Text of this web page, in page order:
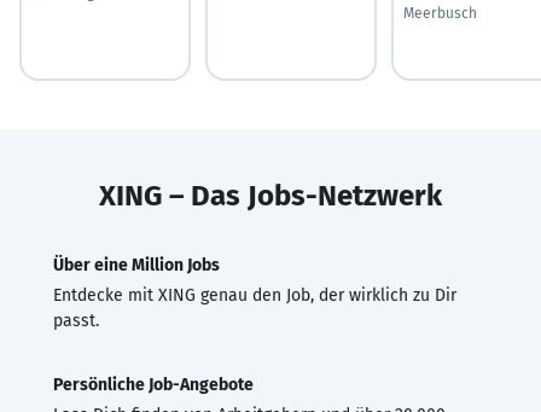
Meerbusch
XING – Das Jobs-Netzwerk
Über eine Million Jobs
Entdecke mit XING genau den Job, der wirklich zu Dir
passt.
Persönliche Job-Angebote